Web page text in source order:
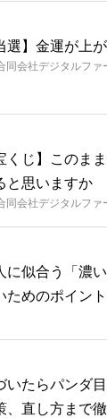
選】金運が上
同会社デジタルファ
くじ】このま
と思いますか
同会社デジタルファ
に似合う「濃
ためのポイン
いたらパンダ
、直し方まで